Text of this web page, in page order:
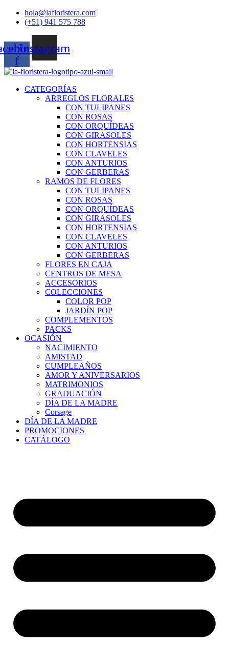
hola@lafloristera.com
(+51) 941 575 788
f
Instagram
CATEGORÍAS
ARREGLOS FLORALES
CON TULIPANES
CON ROSAS
CON ORQUÍDEAS
CON GIRASOLES
CON HORTENSIAS
CON CLAVELES
CON ANTURIOS
CON GERBERAS
RAMOS DE FLORES
CON TULIPANES
CON ROSAS
CON ORQUÍDEAS
CON GIRASOLES
CON HORTENSIAS
CON CLAVELES
CON ANTURIOS
CON GERBERAS
FLORES EN CAJA
CENTROS DE MESA
ACCESORIOS
COLECCIONES
COLOR POP
JARDÍN POP
COMPLEMENTOS
PACKS
OCASIÓN
NACIMIENTO
AMISTAD
CUMPLEAÑOS
AMOR Y ANIVERSARIOS
MATRIMONIOS
GRADUACIÓN
DÍA DE LA MADRE
Corsage
DÍA DE LA MADRE
PROMOCIONES
CATÁLOGO